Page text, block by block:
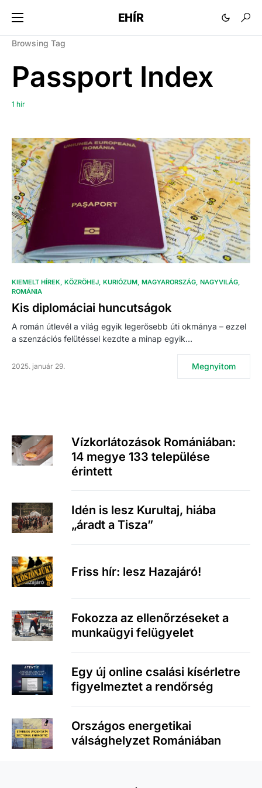
EHÍR
Browsing Tag
Passport Index
1 hír
KIEMELT HÍREK KÖZRÖHEJ KURIÓZUM MAGYARORSZÁG NAGYVILÁG
ROMÁNIA
Kis diplomáciai huncutságok
A román útlevél a világ egyik legerősebb úti okmánya – ezzel
a szenzációs felütéssel kezdte a minap egyik…
2025. január 29. Megnyitom
Vízkorlátozások Romániában:
14 megye 133 települése
érintett
Idén is lesz Kurultaj, hiába
„áradt a Tisza”
Friss hír: lesz Hazajáró!
Fokozza az ellenőrzéseket a
munkaügyi felügyelet
Egy új online csalási kísérletre
figyelmeztet a rendőrség
Országos energetikai
válsághelyzet Romániában